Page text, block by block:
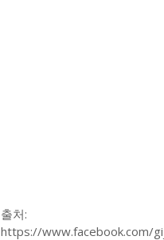
출처:
https://www.facebook.com/